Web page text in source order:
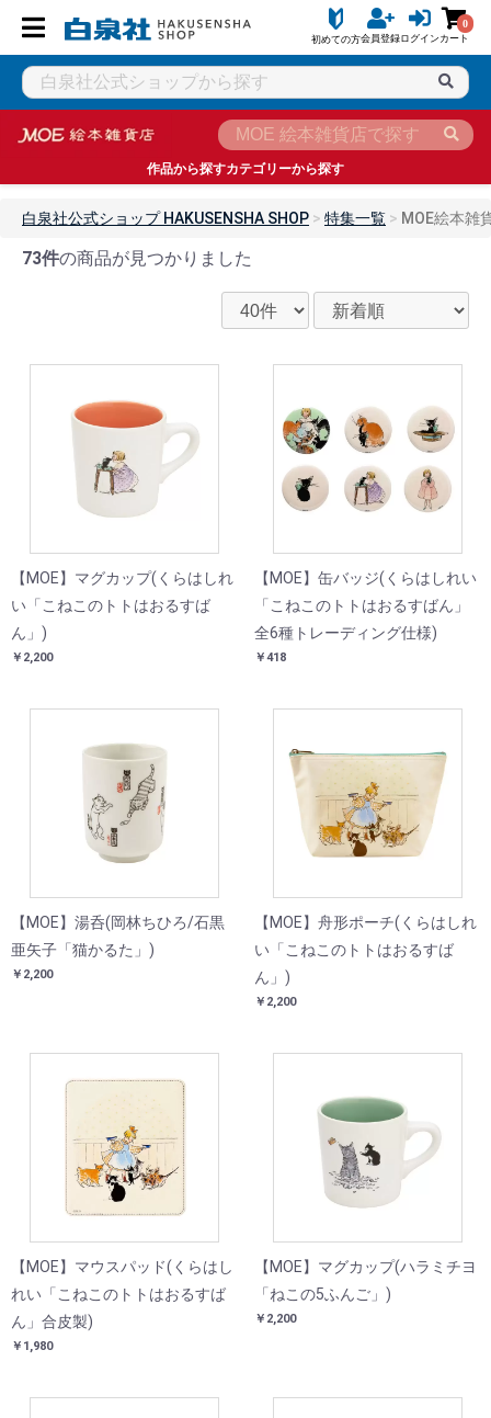
初めての方会員登録ログイン
0
カート
作品から探すカテゴリーから探す
白泉社公式ショップ HAKUSENSHA SHOP 特集一覧 MOE絵本雑
73件の商品が見つかりました
【MOE】マグカップ(くらはしれ
い「こねこのトトはおるすば
ん」)
￥2,200
【MOE】缶バッジ(くらはしれい
「こねこのトトはおるすばん」
全6種トレーディング仕様)
￥418
【MOE】湯呑(岡林ちひろ/石黒
亜矢子「猫かるた」)
￥2,200
【MOE】舟形ポーチ(くらはしれ
い「こねこのトトはおるすば
ん」)
￥2,200
【MOE】マウスパッド(くらはし
れい「こねこのトトはおるすば
ん」合皮製)
￥1,980
【MOE】マグカップ(ハラミチヨ
「ねこの5ふんご」)
￥2,200